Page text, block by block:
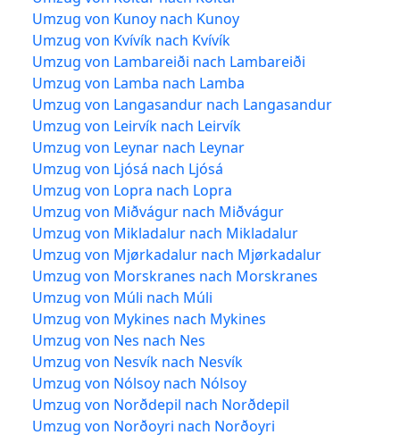
Umzug von Kunoy nach Kunoy
Umzug von Kvívík nach Kvívík
Umzug von Lambareiði nach Lambareiði
Umzug von Lamba nach Lamba
Umzug von Langasandur nach Langasandur
Umzug von Leirvík nach Leirvík
Umzug von Leynar nach Leynar
Umzug von Ljósá nach Ljósá
Umzug von Lopra nach Lopra
Umzug von Miðvágur nach Miðvágur
Umzug von Mikladalur nach Mikladalur
Umzug von Mjørkadalur nach Mjørkadalur
Umzug von Morskranes nach Morskranes
Umzug von Múli nach Múli
Umzug von Mykines nach Mykines
Umzug von Nes nach Nes
Umzug von Nesvík nach Nesvík
Umzug von Nólsoy nach Nólsoy
Umzug von Norðdepil nach Norðdepil
Umzug von Norðoyri nach Norðoyri